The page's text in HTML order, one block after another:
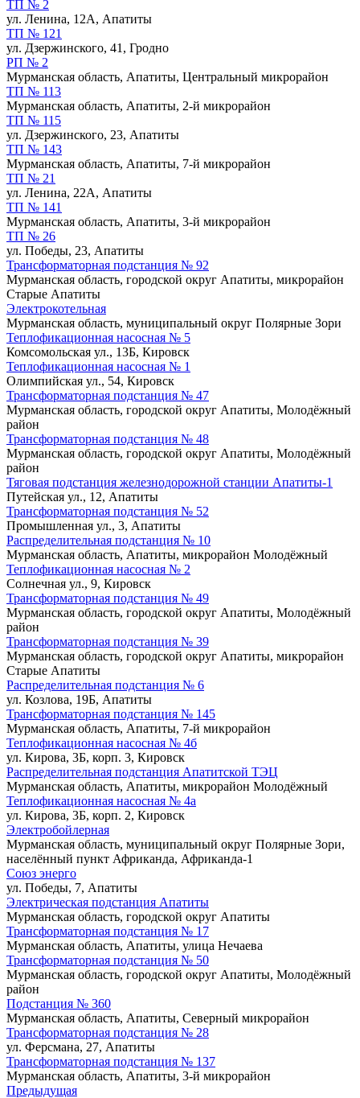
ТП № 2
ул. Ленина, 12А, Апатиты
ТП № 121
ул. Дзержинского, 41, Гродно
РП № 2
Мурманская область, Апатиты, Центральный микрорайон
ТП № 113
Мурманская область, Апатиты, 2-й микрорайон
ТП № 115
ул. Дзержинского, 23, Апатиты
ТП № 143
Мурманская область, Апатиты, 7-й микрорайон
ТП № 21
ул. Ленина, 22А, Апатиты
ТП № 141
Мурманская область, Апатиты, 3-й микрорайон
ТП № 26
ул. Победы, 23, Апатиты
Трансформаторная подстанция № 92
Мурманская область, городской округ Апатиты, микрорайон
Старые Апатиты
Электрокотельная
Мурманская область, муниципальный округ Полярные Зори
Теплофикационная насосная № 5
Комсомольская ул., 13Б, Кировск
Теплофикационная насосная № 1
Олимпийская ул., 54, Кировск
Трансформаторная подстанция № 47
Мурманская область, городской округ Апатиты, Молодёжный
район
Трансформаторная подстанция № 48
Мурманская область, городской округ Апатиты, Молодёжный
район
Тяговая подстанция железнодорожной станции Апатиты-1
Путейская ул., 12, Апатиты
Трансформаторная подстанция № 52
Промышленная ул., 3, Апатиты
Распределительная подстанция № 10
Мурманская область, Апатиты, микрорайон Молодёжный
Теплофикационная насосная № 2
Солнечная ул., 9, Кировск
Трансформаторная подстанция № 49
Мурманская область, городской округ Апатиты, Молодёжный
район
Трансформаторная подстанция № 39
Мурманская область, городской округ Апатиты, микрорайон
Старые Апатиты
Распределительная подстанция № 6
ул. Козлова, 19Б, Апатиты
Трансформаторная подстанция № 145
Мурманская область, Апатиты, 7-й микрорайон
Теплофикационная насосная № 4б
ул. Кирова, 3Б, корп. 3, Кировск
Распределительная подстанция Апатитской ТЭЦ
Мурманская область, Апатиты, микрорайон Молодёжный
Теплофикационная насосная № 4а
ул. Кирова, 3Б, корп. 2, Кировск
Электробойлерная
Мурманская область, муниципальный округ Полярные Зори,
населённый пункт Африканда, Африканда-1
Союз энерго
ул. Победы, 7, Апатиты
Электрическая подстанция Апатиты
Мурманская область, городской округ Апатиты
Трансформаторная подстанция № 17
Мурманская область, Апатиты, улица Нечаева
Трансформаторная подстанция № 50
Мурманская область, городской округ Апатиты, Молодёжный
район
Подстанция № 360
Мурманская область, Апатиты, Северный микрорайон
Трансформаторная подстанция № 28
ул. Ферсмана, 27, Апатиты
Трансформаторная подстанция № 137
Мурманская область, Апатиты, 3-й микрорайон
Предыдущая